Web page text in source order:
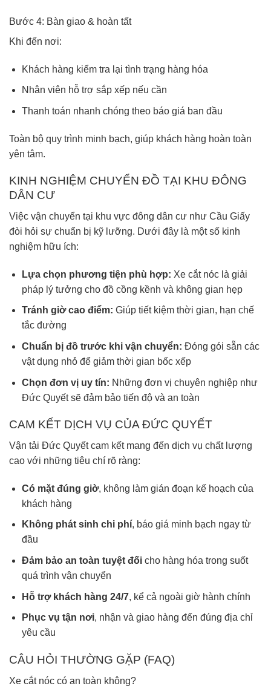
Bước 4: Bàn giao & hoàn tất
Khi đến nơi:
Khách hàng kiểm tra lại tình trạng hàng hóa
Nhân viên hỗ trợ sắp xếp nếu cần
Thanh toán nhanh chóng theo báo giá ban đầu
Toàn bộ quy trình minh bạch, giúp khách hàng hoàn toàn
yên tâm.
KINH NGHIỆM CHUYỂN ĐỒ TẠI KHU ĐÔNG
DÂN CƯ
Việc vận chuyển tại khu vực đông dân cư như Cầu Giấy
đòi hỏi sự chuẩn bị kỹ lưỡng. Dưới đây là một số kinh
nghiệm hữu ích:
Lựa chọn phương tiện phù hợp: Xe cắt nóc là giải
pháp lý tưởng cho đồ cồng kềnh và không gian hẹp
Tránh giờ cao điểm: Giúp tiết kiệm thời gian, hạn chế
tắc đường
Chuẩn bị đồ trước khi vận chuyển: Đóng gói sẵn các
vật dụng nhỏ để giảm thời gian bốc xếp
Chọn đơn vị uy tín: Những đơn vị chuyên nghiệp như
Đức Quyết sẽ đảm bảo tiến độ và an toàn
CAM KẾT DỊCH VỤ CỦA ĐỨC QUYẾT
Vận tải Đức Quyết cam kết mang đến dịch vụ chất lượng
cao với những tiêu chí rõ ràng:
Có mặt đúng giờ, không làm gián đoạn kế hoạch của
khách hàng
Không phát sinh chi phí, báo giá minh bạch ngay từ
đầu
Đảm bảo an toàn tuyệt đốicho hàng hóa trong suốt
quá trình vận chuyển
Hỗ trợ khách hàng 24/7, kể cả ngoài giờ hành chính
Phục vụ tận nơi, nhận và giao hàng đến đúng địa chỉ
yêu cầu
CÂU HỎI THƯỜNG GẶP (FAQ)
Xe cắt nóc có an toàn không?